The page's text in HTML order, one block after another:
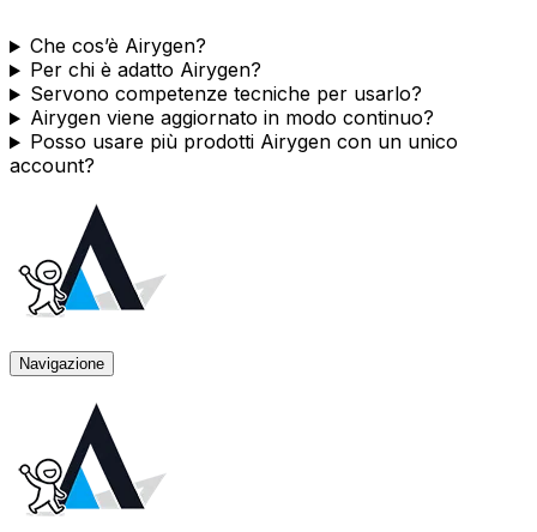
Che cos’è Airygen?
Per chi è adatto Airygen?
Servono competenze tecniche per usarlo?
Airygen viene aggiornato in modo continuo?
Posso usare più prodotti Airygen con un unico
account?
Navigazione